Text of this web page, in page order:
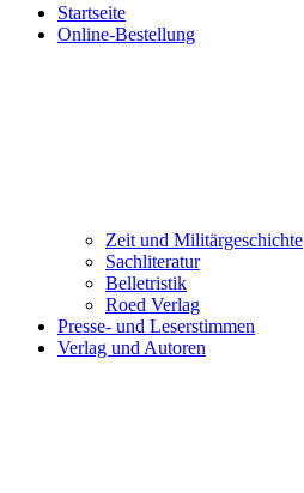
Startseite
Online-Bestellung
Zeit und Militärgeschichte
Sachliteratur
Belletristik
Roed Verlag
Presse- und Leserstimmen
Verlag und Autoren